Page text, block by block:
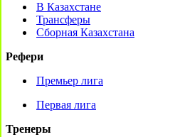
В Казахстане
Трансферы
Сборная Казахстана
Рефери
Премьер лига
Первая лига
Тренеры